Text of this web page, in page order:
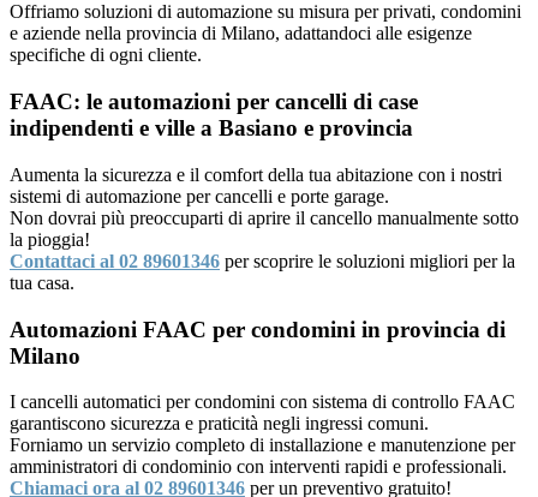
Offriamo soluzioni di automazione su misura per privati, condomini
e aziende nella provincia di Milano, adattandoci alle esigenze
specifiche di ogni cliente.
FAAC: le automazioni per cancelli di case
indipendenti e ville a Basiano e provincia
Aumenta la sicurezza e il comfort della tua abitazione con i nostri
sistemi di automazione per cancelli e porte garage.
Non dovrai più preoccuparti di aprire il cancello manualmente sotto
la pioggia!
Contattaci al 02 89601346 per scoprire le soluzioni migliori per la
tua casa.
Automazioni FAAC per condomini in provincia di
Milano
I cancelli automatici per condomini con sistema di controllo FAAC
garantiscono sicurezza e praticità negli ingressi comuni.
Forniamo un servizio completo di installazione e manutenzione per
amministratori di condominio con interventi rapidi e professionali.
Chiamaci ora al 02 89601346 per un preventivo gratuito!